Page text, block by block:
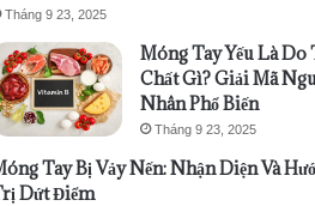
Tháng 9 23, 2025
Móng Tay Yếu Là Do
Chất Gì? Giải Mã
Nhân Phổ Biến
Tháng 9 23, 2025
Tay Bị Vảy Nến: Nhận Diện Và
Dứt Điểm